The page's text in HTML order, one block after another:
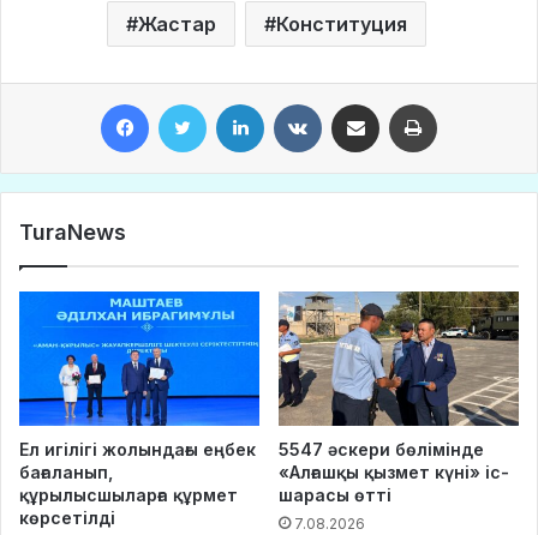
Жастар Конституция
TuraNews
Ел игілігі жолындағы еңбек
бағаланып,
құрылысшыларға құрмет
көрсетілді
5547 әскери бөлімінде
«Алғашқы қызмет күні» іс-
шарасы өтті
7.08.2026